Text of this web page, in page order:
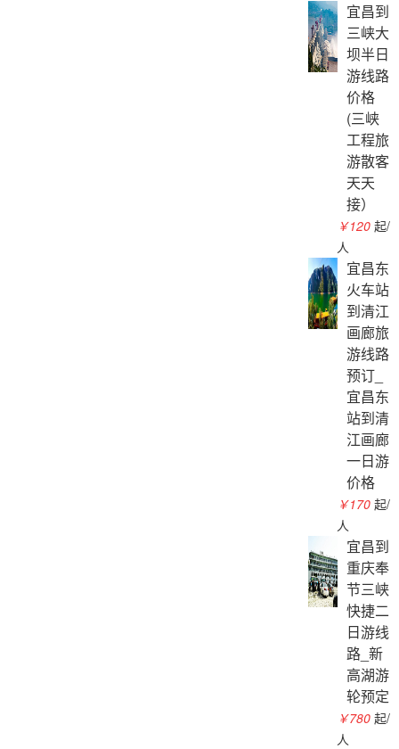
宜昌到
三峡大
坝半日
游线路
价格
(三峡
工程旅
游散客
天天
接）
￥120 起/
人
宜昌东
火车站
到清江
画廊旅
游线路
预订_
宜昌东
站到清
江画廊
一日游
价格
￥170 起/
人
宜昌到
重庆奉
节三峡
快捷二
日游线
路_新
高湖游
轮预定
￥780 起/
人